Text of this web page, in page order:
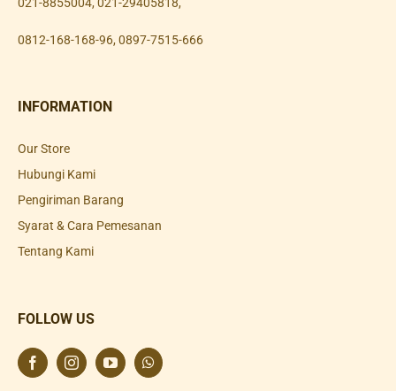
021-8855004, 021-29405818,
0812-168-168-96, 0897-7515-666
INFORMATION
Our Store
Hubungi Kami
Pengiriman Barang
Syarat & Cara Pemesanan
Tentang Kami
FOLLOW US